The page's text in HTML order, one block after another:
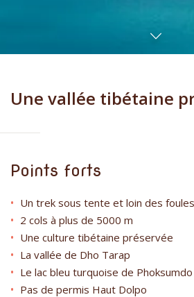
Une vallée tibétaine
Points forts
Un trek sous tente et loin des foules
2 cols à plus de 5000 m
Une culture tibétaine préservée
La vallée de Dho Tarap
Le lac bleu turquoise de Phoksumdo
Pas de permis Haut Dolpo